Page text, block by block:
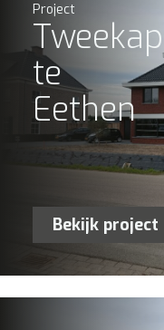
Project
te
Eethen
Bekijk project